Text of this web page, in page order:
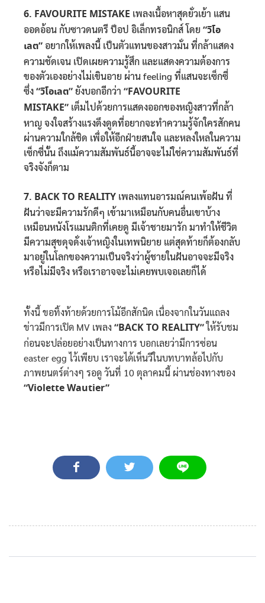
6. FAVOURITE MISTAKE เพลงเนื้อหาสุดยั่วเย้า แสน
ออดอ้อน กับซาวดนตรี ป็อป อิเล็กทรอนิกส์ โดย “วิโอ
เลต”อยากให้เพลงนี้ เป็นตัวแทนของสาวมั่น ที่กล้าแสดง
ความชัดเจน เปิดเผยความรู้สึก และแสดงความต้องการ
ของตัวเองอย่างไม่เขินอาย ผ่าน feeling ที่แสนจะเซ็กซี่
ซึ่ง“วิโอเลต”ยังบอกอีกว่า “FAVOURITE
MISTAKE” เต็มไปด้วยการแสดงออกของหญิงสาวที่กล้า
หาญ จงใจสร้างแรงดึงดูดที่อยากจะทำความรู้จักใครสักคน
ผ่านความใกล้ชิด เพื่อให้อีกฝ่ายสนใจ และหลงใหลในความ
เซ็กซี่นั้น ถึงแม้ความสัมพันธ์นี้อาจจะไม่ใช่ความสัมพันธ์ที่
จริงจังก็ตาม
7. BACK TO REALITY เพลงแทนอารมณ์คนเพ้อฝัน ที่
ฝันว่าจะมีความรักดีๆ เข้ามาเหมือนกับคนอื่นเขาบ้าง
เหมือนหนังโรแมนติกที่เคยดู มีเจ้าชายมารัก มาทำให้ชีวิต
มีความสุขดุจดั่งเจ้าหญิงในเทพนิยาย แต่สุดท้ายก็ต้องกลับ
มาอยู่ในโลกของความเป็นจริงว่าผู้ชายในฝันอาจจะมีจริง
หรือไม่มีจริง หรือเราอาจจะไม่เคยพบเจอเลยก็ได้
ทั้งนี้ ขอทิ้งท้ายด้วยการโม้อีกสักนิด เนื่องจากในวันแถลง
ข่าวมีการเปิด MV เพลง “BACK TO REALITY”ให้รับชม
ก่อนจะปล่อยอย่างเป็นทางการ บอกเลยว่ามีการซ่อน
easter egg ไว้เพียบ เราจะได้เห็นวีในบทบาทล้อไปกับ
ภาพยนตร์ต่างๆ รอดู วันที่ 10 ตุลาคมนี้ ผ่านช่องทางของ
“Violette Wautier”